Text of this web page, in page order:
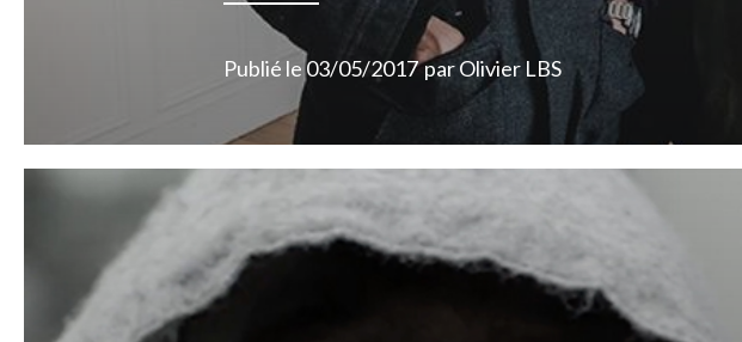
Publié le03/05/2017 parOlivier LBS